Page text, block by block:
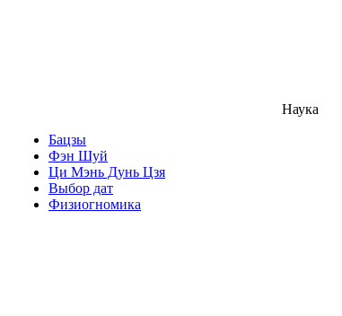
Наука
Бацзы
Фэн Шуй
Ци Мэнь Дунь Цзя
Выбор дат
Физиогномика